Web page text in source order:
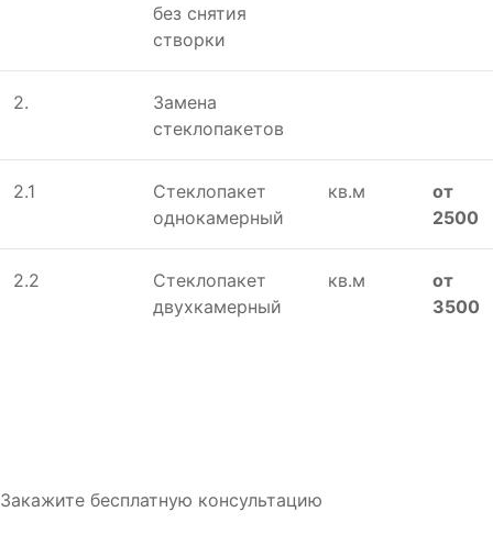
без снятия
створки
2.
Замена
стеклопакетов
2.1
Стеклопакет
однокамерный
кв.м
от
2500
2.2
Стеклопакет
двухкамерный
кв.м
от
3500
Закажите бесплатную консультацию